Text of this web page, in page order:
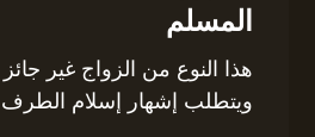
المسلم
هذا النوع من الزواج غير
ويتطلب إشهار إسلام الطرف